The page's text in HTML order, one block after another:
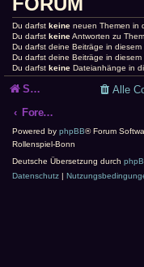
Du darfst keine neuen Themen in
Du darfst keineAntworten zu
Du darfst deine Beiträge in diesem
Du darfst deine Beiträge in diesem
Du darfst keine Dateianhänge in
Startseite
Foren-Übersicht
Alle
Powered by phpBB® Forum
Rollenspiel-Bonn
Deutsche Übersetzung durch
Datenschutz